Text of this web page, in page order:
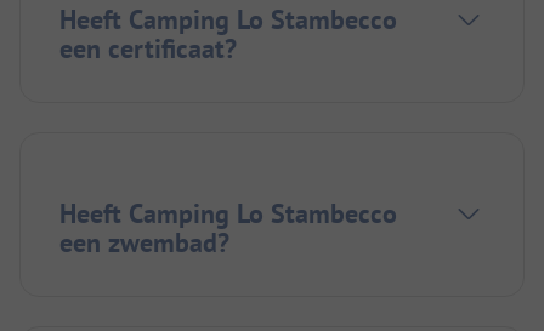
Heeft Camping Lo Stambecco
een certificaat?
Heeft Camping Lo Stambecco
een zwembad?